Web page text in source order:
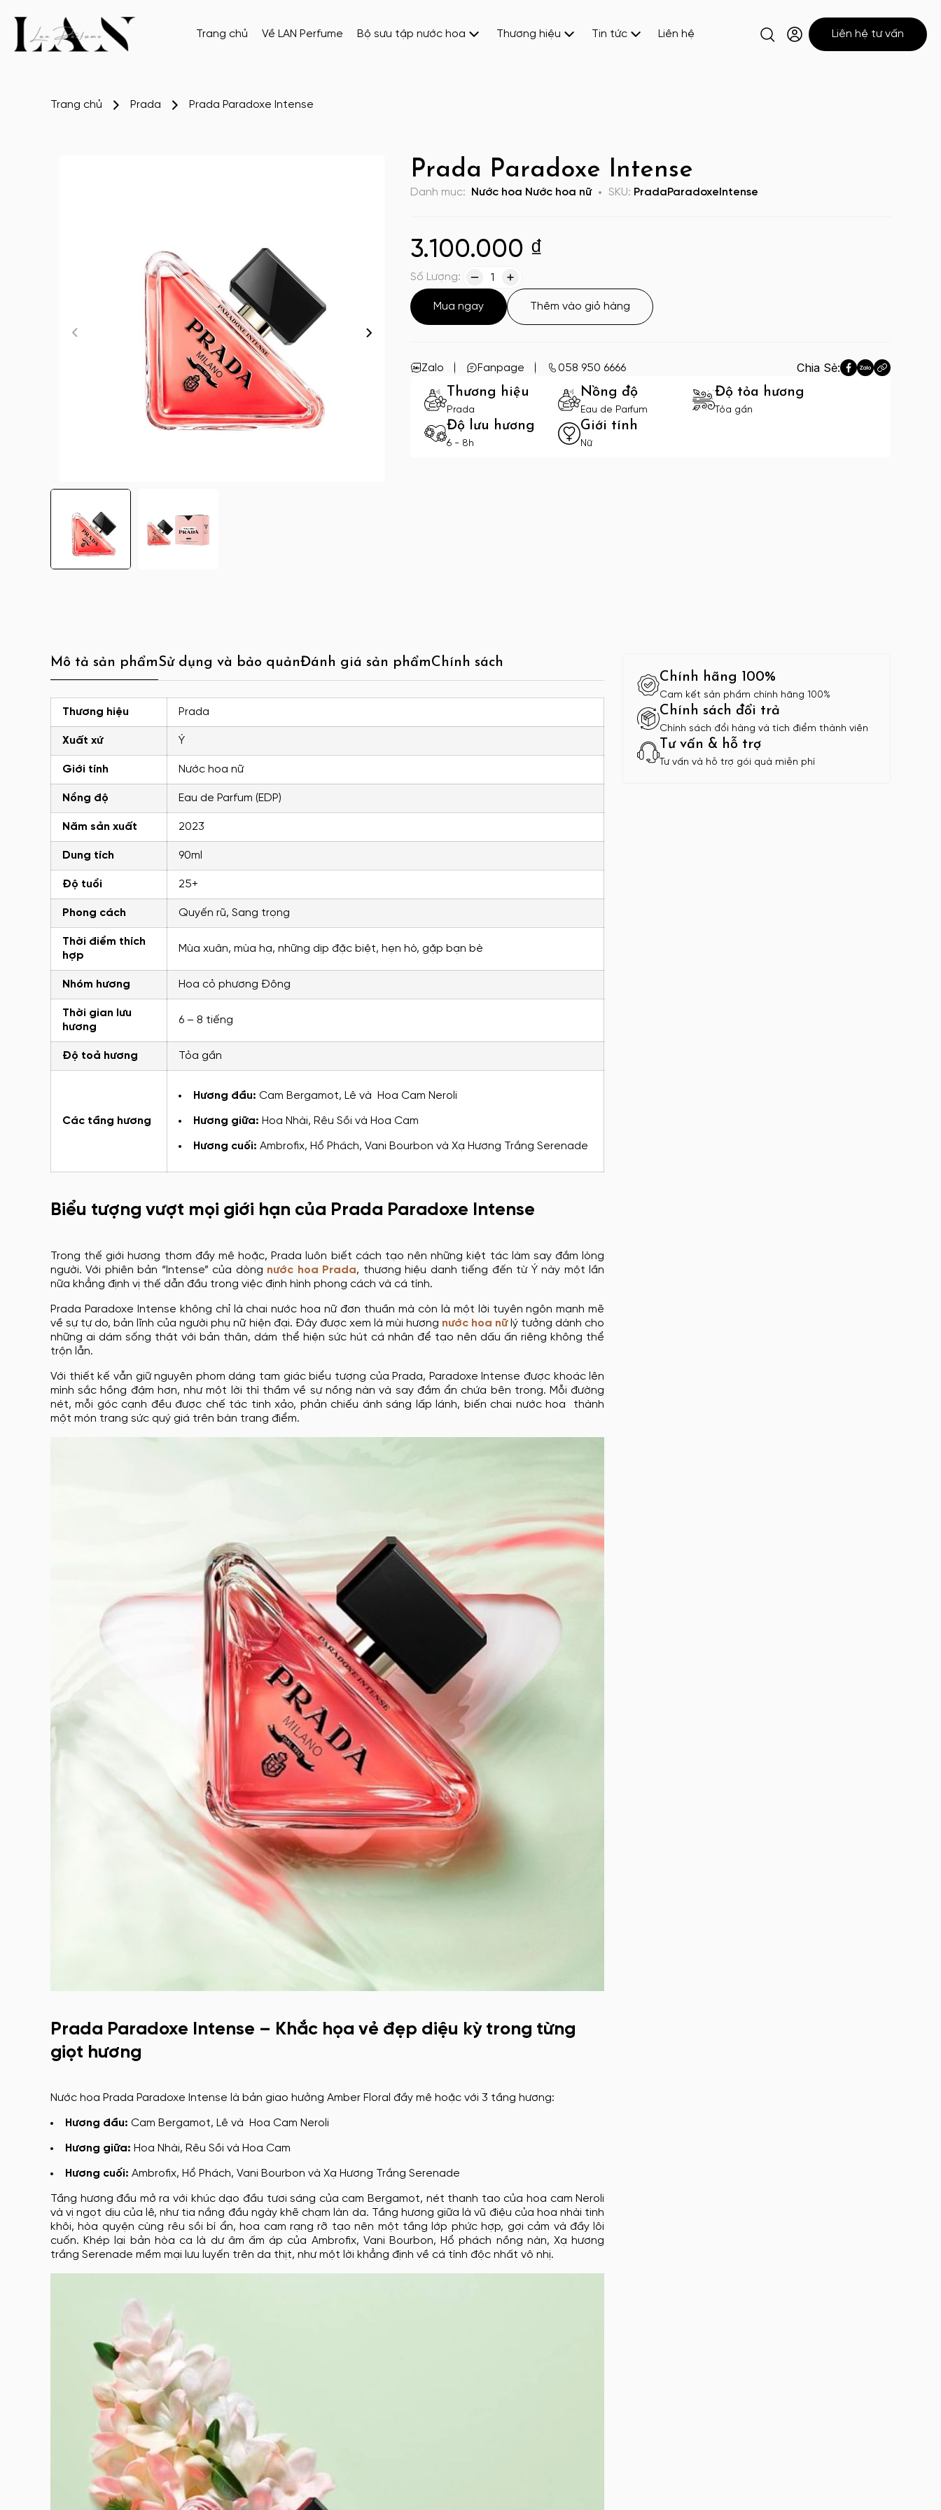
Trang chủ Về LAN Perfume Bộ sưu tập nước hoa Thương hiệu Tin tức Liên hệ Liên hệ tư vấn
Trang chủ Prada Prada Paradoxe Intense
Prada Paradoxe Intense
Danh mục: Nước hoa Nước hoa nữ SKU: PradaParadoxeIntense
3.100.000 ₫
Số Lượng: 1
Mua ngay Thêm vào giỏ hàng
Zalo Fanpage 058 950 6666
Chia Sẻ:
Thương hiệu
Prada
Nồng độ
Eau de Parfum
Độ tỏa hương
Tỏa gần
Độ lưu hương
6 - 8h
Giới tính
Nữ
Mô tả sản phẩmSử dụng và bảo quảnĐánh giá sản phẩmChính sách
Thương hiệu Prada
Xuất xứ Ý
Giới tính Nước hoa nữ
Nồng độ Eau de Parfum (EDP)
Năm sản xuất 2023
Dung tích 90ml
Độ tuổi 25+
Phong cách Quyến rũ, Sang trọng
Thời điểm thích
hợp
Mùa xuân, mùa hạ, những dịp đặc biệt, hẹn hò, gặp bạn bè
Nhóm hương Hoa cỏ phương Đông
Thời gian lưu
hương
6 – 8 tiếng
Độ toả hương Tỏa gần
Các tầng hương
Hương đầu: Cam Bergamot, Lê và Hoa Cam Neroli
Hương giữa: Hoa Nhài, Rêu Sồi và Hoa Cam
Hương cuối: Ambrofix, Hổ Phách, Vani Bourbon và Xạ Hương Trắng Serenade
Biểu tượng vượt mọi giới hạn của Prada Paradoxe Intense
Trong thế giới hương thơm đầy mê hoặc, Prada luôn biết cách tạo nên những kiệt tác làm say đắm lòng
người. Với phiên bản “Intense” của dòng nước hoa Prada, thương hiệu danh tiếng đến từ Ý này một lần
nữa khẳng định vị thế dẫn đầu trong việc định hình phong cách và cá tính.
Prada Paradoxe Intense không chỉ là chai nước hoa nữ đơn thuần mà còn là một lời tuyên ngôn mạnh mẽ
về sự tự do, bản lĩnh của người phụ nữ hiện đại. Đây được xem là mùi hương nước hoa nữlý tưởng dành cho
những ai dám sống thật với bản thân, dám thể hiện sức hút cá nhân để tạo nên dấu ấn riêng không thể
trộn lẫn.
Với thiết kế vẫn giữ nguyên phom dáng tam giác biểu tượng của Prada, Paradoxe Intense được khoác lên
mình sắc hồng đậm hơn, như một lời thì thầm về sự nồng nàn và say đắm ẩn chứa bên trong. Mỗi đường
nét, mỗi góc cạnh đều được chế tác tinh xảo, phản chiếu ánh sáng lấp lánh, biến chai nước hoa thành
một món trang sức quý giá trên bàn trang điểm.
Prada Paradoxe Intense – Khắc họa vẻ đẹp diệu kỳ trong từng
giọt hương
Nước hoa Prada Paradoxe Intense là bản giao hưởng Amber Floral đầy mê hoặc với 3 tầng hương:
Hương đầu: Cam Bergamot, Lê và Hoa Cam Neroli
Hương giữa: Hoa Nhài, Rêu Sồi và Hoa Cam
Hương cuối: Ambrofix, Hổ Phách, Vani Bourbon và Xạ Hương Trắng Serenade
Tầng hương đầu mở ra với khúc dạo đầu tươi sáng của cam Bergamot, nét thanh tao của hoa cam Neroli
và vị ngọt dịu của lê, như tia nắng đầu ngày khẽ chạm làn da. Tầng hương giữa là vũ điệu của hoa nhài tinh
khôi, hòa quyện cùng rêu sồi bí ẩn, hoa cam rạng rỡ tạo nên một tầng lớp phức hợp, gợi cảm và đầy lôi
cuốn. Khép lại bản hòa ca là dư âm ấm áp của Ambrofix, Vani Bourbon, Hổ phách nồng nàn, Xạ hương
trắng Serenade mềm mại lưu luyến trên da thịt, như một lời khẳng định về cá tính độc nhất vô nhị.
Chính hãng 100%
Cam kết sản phẩm chính hãng 100%
Chính sách đổi trả
Chính sách đổi hàng và tích điểm thành viên
Tư vấn & hỗ trợ
Tư vấn và hỗ trợ gói quà miễn phí